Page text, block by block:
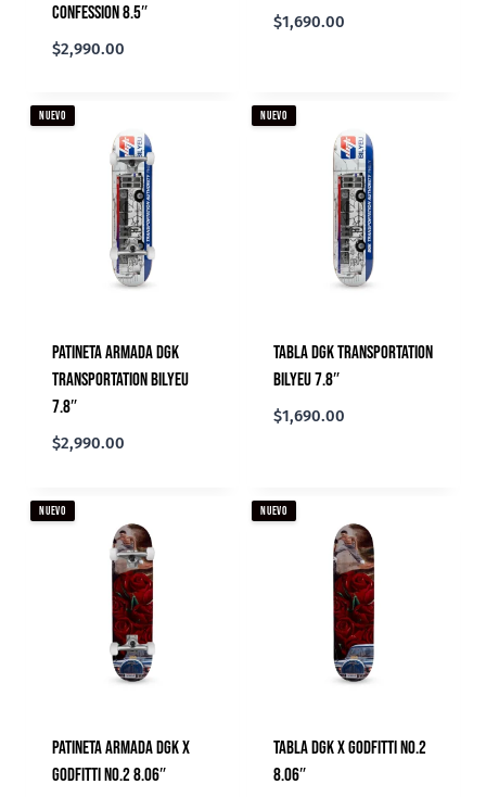
Confession 8.5″
$2,990.00
$1,690.00
NUEVO
Patineta Armada DGK
Transportation Bilyeu
7.8″
$2,990.00
NUEVO
Tabla DGK Transportation
Bilyeu 7.8″
$1,690.00
NUEVO
Patineta Armada DGK X
Godfitti No.2 8.06″
NUEVO
Tabla DGK X Godfitti No.2
8.06″